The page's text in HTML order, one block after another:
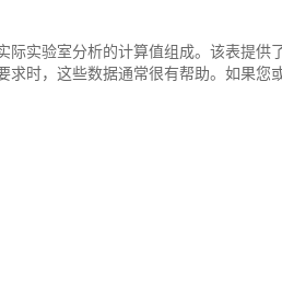
实验室分析的计算值组成。该表提供
时，这些数据通常很有帮助。如果您